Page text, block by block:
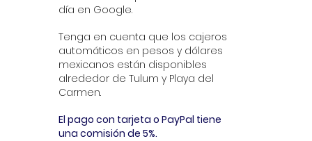
día en Google.
Tenga en cuenta que los cajeros
automáticos en pesos y dólares
mexicanos están disponibles
alrededor de Tulum y Playa del
Carmen.
El pago con tarjeta o PayPal tiene
una comisión de 5%.